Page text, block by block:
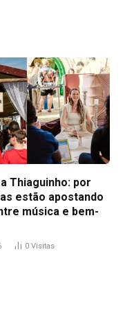
Thiaguinho: por
estão apostando
música e bem-
0 Visitas